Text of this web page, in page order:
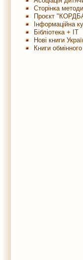
Сторінка
Проєкт
Інформаційна
Бібліотека + IT
Нові книги
Книги